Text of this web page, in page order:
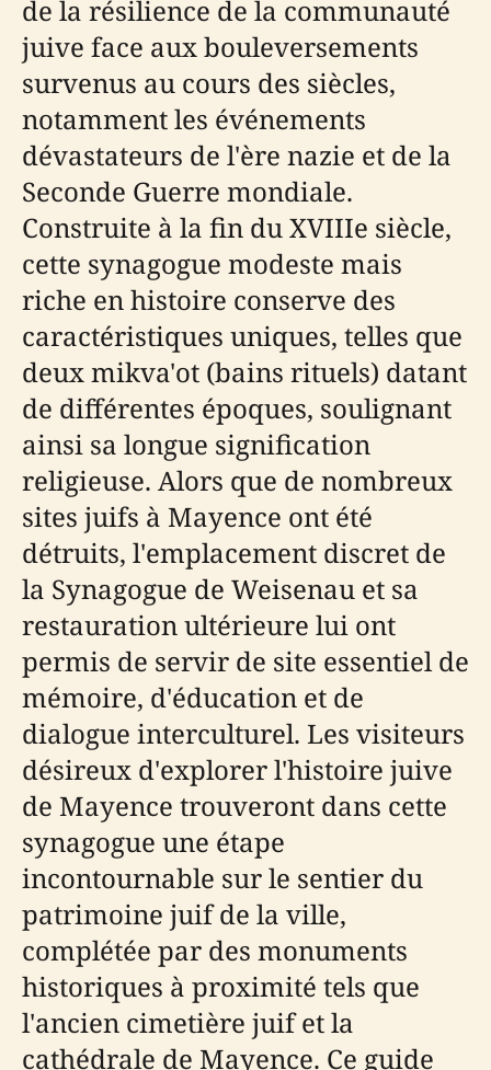
de la résilience de la communauté
juive face aux bouleversements
survenus au cours des siècles,
notamment les événements
dévastateurs de l'ère nazie et de la
Seconde Guerre mondiale.
Construite à la fin du XVIIIe siècle,
cette synagogue modeste mais
riche en histoire conserve des
caractéristiques uniques, telles que
deux mikva'ot (bains rituels) datant
de différentes époques, soulignant
ainsi sa longue signification
religieuse. Alors que de nombreux
sites juifs à Mayence ont été
détruits, l'emplacement discret de
la Synagogue de Weisenau et sa
restauration ultérieure lui ont
permis de servir de site essentiel de
mémoire, d'éducation et de
dialogue interculturel. Les visiteurs
désireux d'explorer l'histoire juive
de Mayence trouveront dans cette
synagogue une étape
incontournable sur le sentier du
patrimoine juif de la ville,
complétée par des monuments
historiques à proximité tels que
l'ancien cimetière juif et la
cathédrale de Mayence. Ce guide